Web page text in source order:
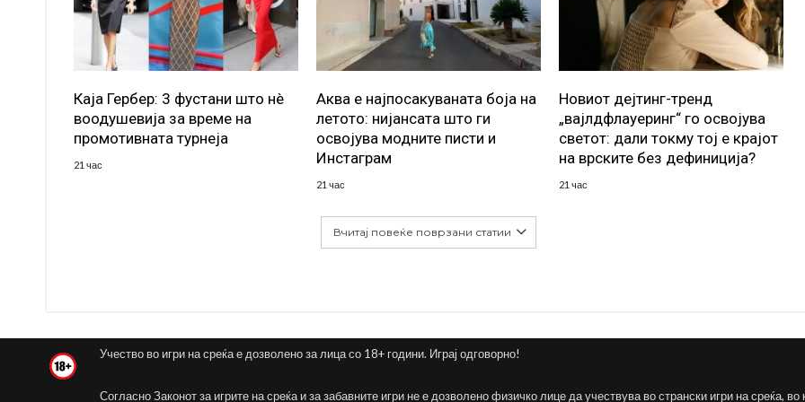
Каја Гербер: 3 фустани што нè
воодушевија за време на
промотивната турнеја
21 час
Аква е најпосакуваната боја на
летото: нијансата што ги
освојува модните писти и
Инстаграм
21 час
Новиот дејтинг-тренд
„вајлдфлауеринг“ го освојува
светот: дали токму тој е крајот
на врските без дефиниција?
21 час
Вчитај повеќе поврзани статии
Учество во игри на среќа е дозволено за лица со 18+ години. Играј одговорно!
Согласно Законот за игрите на среќа и за забавните игри не е дозволено физичко лице да учествува во странски игри на среќа, во